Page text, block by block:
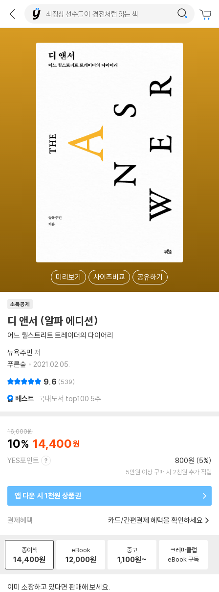
미리보기 사이즈비교 공유하기
소득공제
디 앤서 (알파 에디션)
어느 월스트리트 트레이더의 다이어리
뉴욕주민 저
푸른숲
2021.02.05.
9.6 539
베스트 국내도서 top100 5주
16,000원
10 14,400
YES포인트 800원 (5%)
5만원 이상 구매 시 2천원 추가 적립
앱 다운 시 1천원 상품권
결제혜택 카드/간편결제 혜택을 확인하세요
종이책
14,400원
eBook
12,000원
중고
1,100원~
크레마클럽
eBook 구독
이미 소장하고 있다면 판매해 보세요.